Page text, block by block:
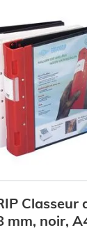
Classeur
mm, noir,